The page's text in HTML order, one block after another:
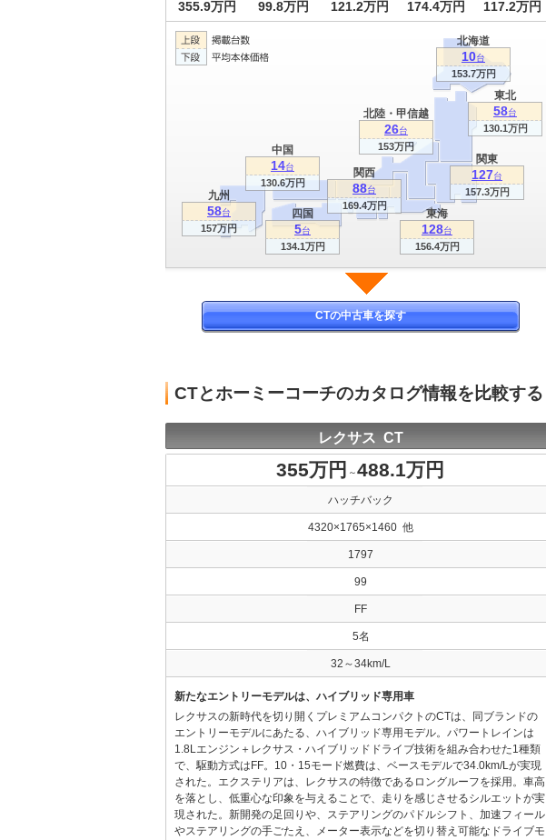
355.9万円 99.8万円 121.2万円 174.4万円 117.2万円
関東
127台
157.3万円
関西
88台
169.4万円
東海
128台
156.4万円
北海道
10台
153.7万円
九州
58台
157万円
東北
58台
130.1万円
北陸・甲信越
26台
153万円
中国
14台
130.6万円
四国
5台
134.1万円
CTの中古車を探す
CTとホーミーコーチのカタログ情報を比較する
レクサス CT
355万円 ～488.1万円
ハッチバック
4320×1765×1460 他
1797
99
FF
5名
32～34km/L
新たなエントリーモデルは、ハイブリッド専用車
レクサスの新時代を切り開くプレミアムコンパクトのCTは、同ブランドの
エントリーモデルにあたる、ハイブリッド専用モデル。パワートレインは
1.8Lエンジン＋レクサス・ハイブリッドドライブ技術を組み合わせた1種類
で、駆動方式はFF。10・15モード燃費は、ベースモデルで34.0km/Lが実現
された。エクステリアは、レクサスの特徴であるロングルーフを採用。車高
を落とし、低重心な印象を与えることで、走りを感じさせるシルエットが実
現された。新開発の足回りや、ステアリングのパドルシフト、加速フィール
やステアリングの手ごたえ、メーター表示などを切り替え可能なドライブモ